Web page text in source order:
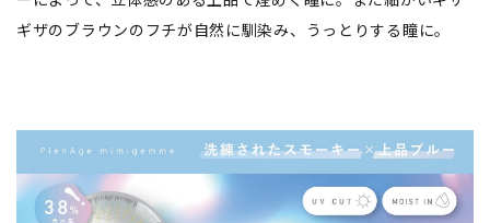
ギザのブラウンのフチが自然に馴染み、うっとりする瞳に。